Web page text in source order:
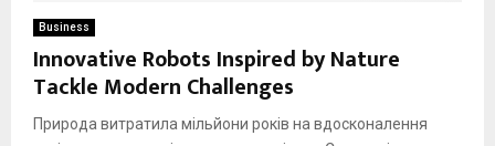
Business
Innovative Robots Inspired by Nature
Tackle Modern Challenges
Природа витратила мільйони років на вдосконалення